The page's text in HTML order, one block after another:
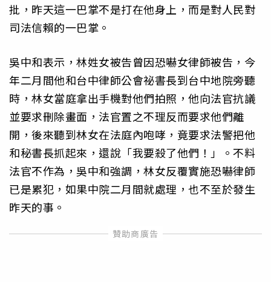
批，昨天這一巴掌不是打在他身上，而是對人民對
司法信賴的一巴掌。
吳中和表示，林姓女被告曾因恐嚇女律師被告，今
年二月間他和台中律師公會祕書長到台中地院旁聽
時，林女當庭拿出手機對他們拍照，他向法官抗議
並要求刪除畫面，法官置之不理反而要求他們離
開，後來聽到林女在法庭內咆哮，竟要求法警把他
和秘書長抓起來，還說「我要殺了他們！」。不料
法官不作為，吳中和強調，林女反覆實施恐嚇律師
已是累犯，如果中院二月間就處理，也不至於發生
昨天的事。